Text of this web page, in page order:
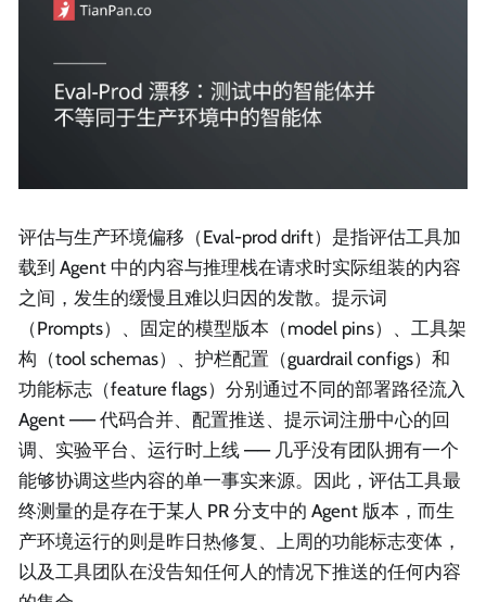
评估与生产环境偏移（Eval-prod drift）是指评估工具加
载到 Agent 中的内容与推理栈在请求时实际组装的内容
之间，发生的缓慢且难以归因的发散。提示词
（Prompts）、固定的模型版本（model pins）、工具架
构（tool schemas）、护栏配置（guardrail configs）和
功能标志（feature flags）分别通过不同的部署路径流入
Agent —— 代码合并、配置推送、提示词注册中心的回
调、实验平台、运行时上线 —— 几乎没有团队拥有一个
能够协调这些内容的单一事实来源。因此，评估工具最
终测量的是存在于某人 PR 分支中的 Agent 版本，而生
产环境运行的则是昨日热修复、上周的功能标志变体，
以及工具团队在没告知任何人的情况下推送的任何内容